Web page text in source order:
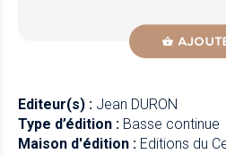
Editeur(s) : Jean DURON
Type d’édition : Basse continue
Maison d'édition : Editions du